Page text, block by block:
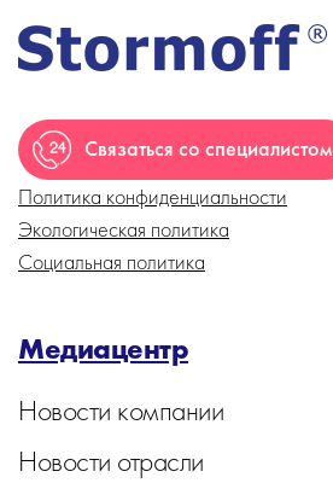
Связаться со специалистом
Политика конфиденциальности
Экологическая политика
Социальная политика
Медиацентр
Новости компании
Новости отрасли